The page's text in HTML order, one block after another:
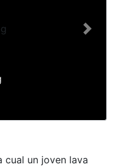
Next
cual un joven lava